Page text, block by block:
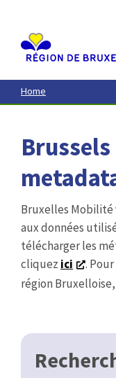
contenu
principal
Home
Bruxelles Mobilité
aux données
télécharger les
cliquez ici
.
région